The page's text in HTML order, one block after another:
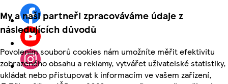
My a naši partneři zpracováváme údaje z
následujících důvodů
Povolením souborů cookies nám umožníte měřit efektivitu
zobrazeného obsahu a reklamy, vytvářet uživatelské statistiky,
ukládat nebo přistupovat k informacím ve vašem zařízení,